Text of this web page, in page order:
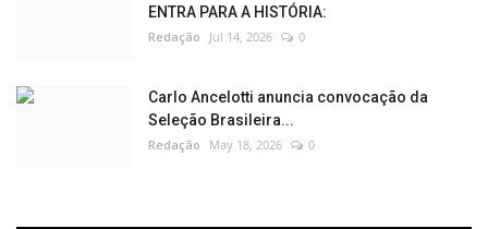
ENTRA PARA A HISTÓRIA:
Redação Jul 14, 2026 0
Carlo Ancelotti anuncia convocação da
Seleção Brasileira...
Redação May 18, 2026 0